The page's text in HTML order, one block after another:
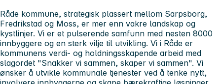
Råde kommune, strategisk plassert mellom Sarpsborg,
Fredrikstad og Moss, er mer enn vakre landskap og
kystlinjer. Vi er et pulserende samfunn med nesten 8000
innbyggere og en sterk vilje til utvikling. Vi i Råde er
kommunens verdi- og holdningsskapende arbeid med
slagordet "Snakker vi sammen, skaper vi sammen". Vi
ønsker å utvikle kommunale tjenester ved å tenke nytt,